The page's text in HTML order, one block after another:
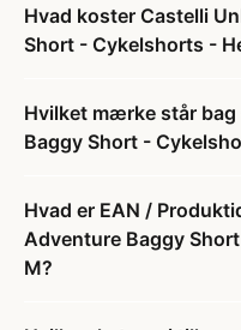
Hvad koster Castelli
Short - Cykelshorts -
Hvilket mærke står
Baggy Short -
Hvad er EAN /
Adventure Baggy
M?